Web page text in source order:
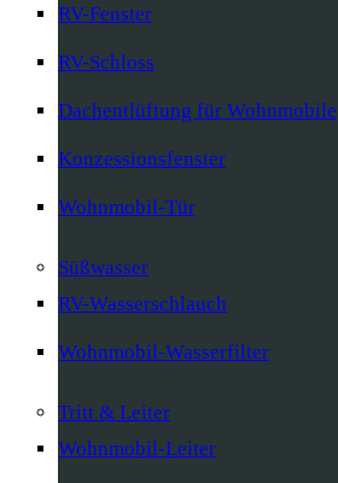
RV-Fenster
RV-Schloss
Dachentlüftung für Wohnmobile
Konzessionsfenster
Wohnmobil-Tür
Süßwasser
RV-Wasserschlauch
Wohnmobil-Wasserfilter
Tritt & Leiter
Wohnmobil-Leiter